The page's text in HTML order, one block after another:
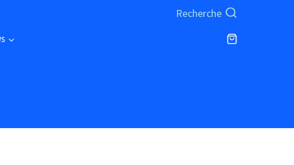
Recherche